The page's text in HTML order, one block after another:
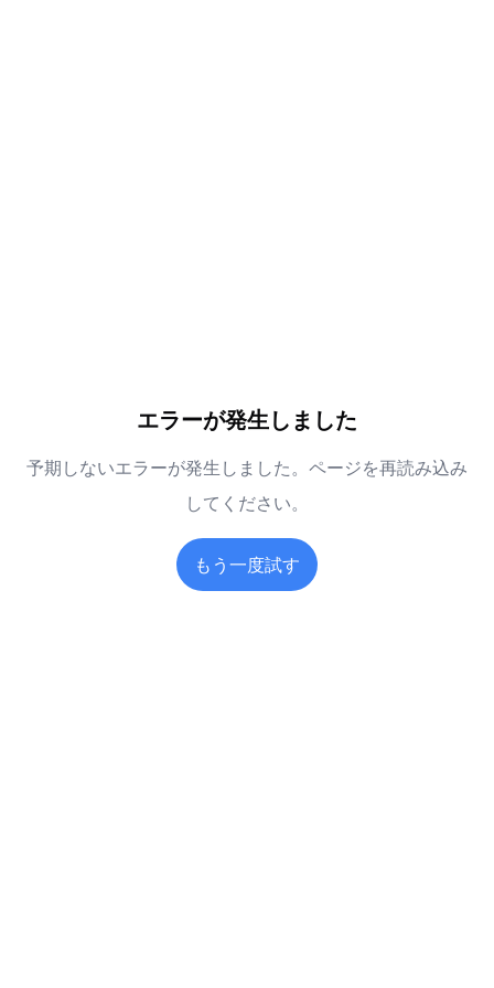
エラーが発生しました
予期しないエラーが発生しました。ページを再読み込み
してください。
もう一度試す